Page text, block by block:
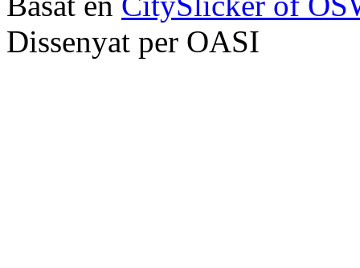
Dissenyat per OASI